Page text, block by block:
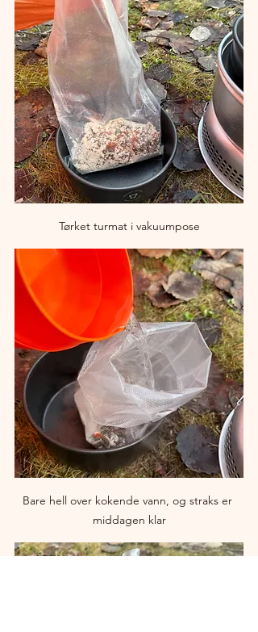
Tørket turmat i vakuumpose
Bare hell over kokende vann, og straks er
middagen klar